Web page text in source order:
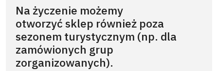
Na życzenie możemy
otworzyć sklep również poza
sezonem turystycznym (np. dla
zamówionych grup
zorganizowanych).